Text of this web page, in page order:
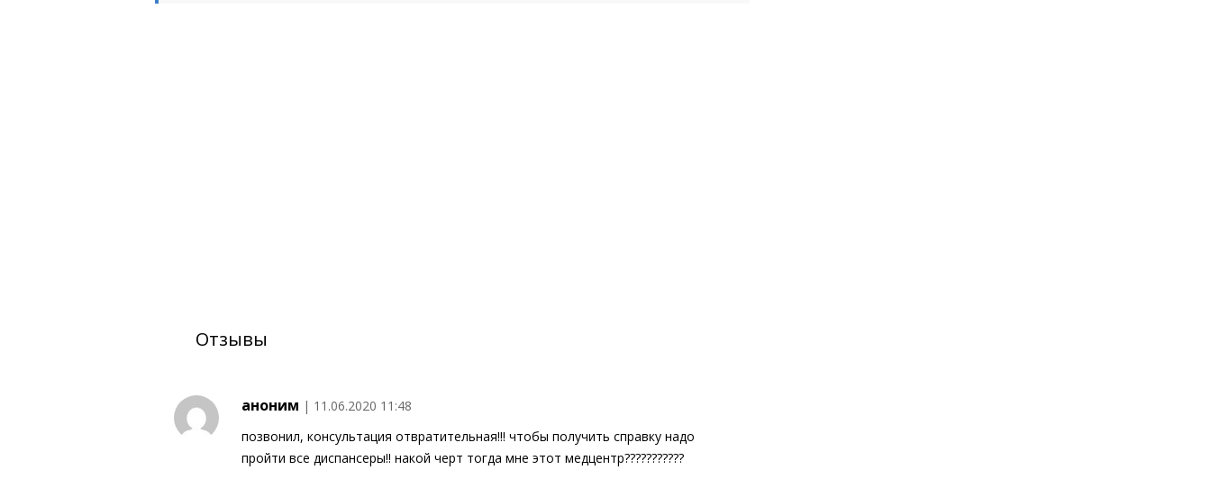
Отзывы
аноним | 11.06.2020 11:48
позвонил, консультация отвратительная!!! чтобы получить справку надо
пройти все диспансеры!! накой черт тогда мне этот медцентр???????????